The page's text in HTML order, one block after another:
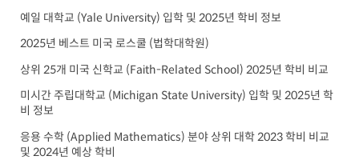
예일 대학교 (Yale University) 입학 및 2025년 학비 정보
2025년 베스트 미국 로스쿨 (법학대학원)
상위 25개 미국 신학교 (Faith-Related School) 2025년 학비 비교
미시간 주립대학교 (Michigan State University) 입학 및 2025년 학
비 정보
응용 수학 (Applied Mathematics) 분야 상위 대학 2023 학비 비교
및 2024년 예상 학비